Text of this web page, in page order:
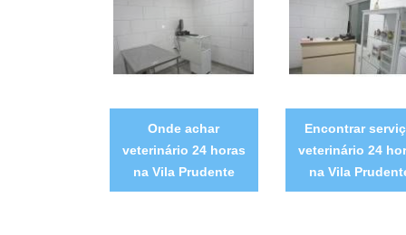
Onde achar
veterinário 24 horas
na Vila Prudente
Encontrar
veterinário 24
na Vila